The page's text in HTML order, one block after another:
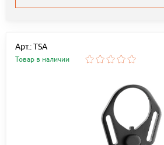
Арт.: TSA
Товар в наличии